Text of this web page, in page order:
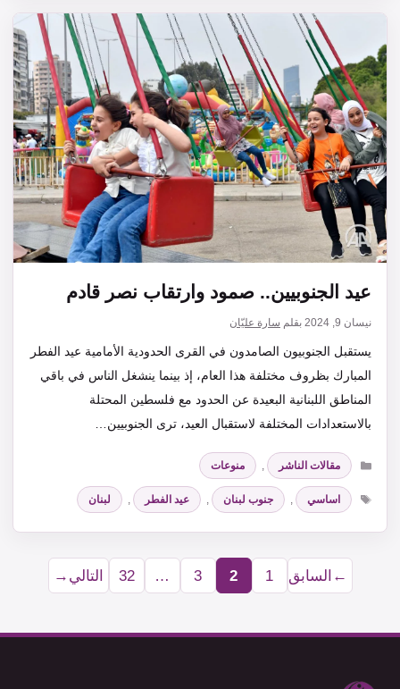
عيد الجنوبيين.. صمود وارتقاب نصر قادم
نيسان 9, 2024 بقلم سارة عليّان
يستقبل الجنوبيون الصامدون في القرى الحدودية الأمامية عيد الفطر
المبارك بظروف مختلفة هذا العام، إذ بينما ينشغل الناس في باقي
المناطق اللبنانية البعيدة عن الحدود مع فلسطين المحتلة
بالاستعدادات المختلفة لاستقبال العيد، ترى الجنوبيين…
التصنيفات
مقالات الناشر ,
منوعات
الوسوم
اساسي , جنوب لبنان , عيد الفطر , لبنان
← السابق
Page
1
Page
2
Page
3
…
Page
32 التالي →